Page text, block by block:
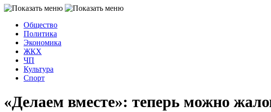
Общество
Политика
Экономика
ЖКХ
ЧП
Культура
Спорт
«Делаем вместе»: теперь можно